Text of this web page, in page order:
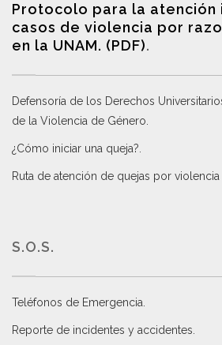
Protocolo para la atención
casos de violencia por
en la UNAM. (PDF).
Defensoría de los Derechos
de la Violencia de Género
¿Cómo iniciar una queja?
Ruta de atención de quejas por
S.O.S.
Teléfonos de Emergencia.
Reporte de incidentes y accidentes